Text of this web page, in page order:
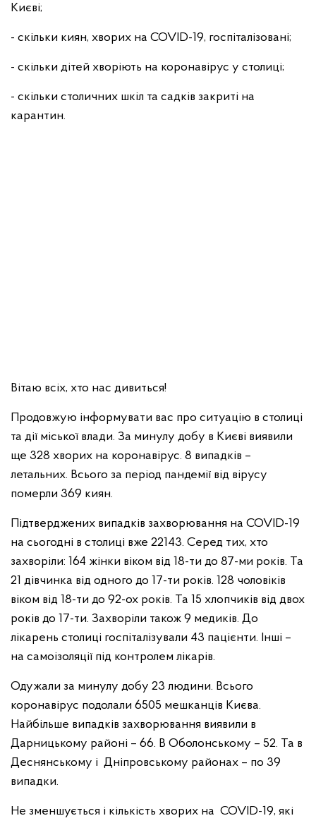
Києві;
- скільки киян, хворих на COVID-19, госпіталізовані;
- скільки дітей хворіють на коронавірус у столиці;
- скільки столичних шкіл та садків закриті на
карантин.
Вітаю всіх, хто нас дивиться!
Продовжую інформувати вас про ситуацію в столиці
та дії міської влади. За минулу добу в Києві виявили
ще 328 хворих на коронавірус. 8 випадків –
летальних. Всього за період пандемії від вірусу
померли 369 киян.
Підтверджених випадків захворювання на COVID-19
на сьогодні в столиці вже 22143. Серед тих, хто
захворіли: 164 жінки віком від 18-ти до 87-ми років. Та
21 дівчинка від одного до 17-ти років. 128 чоловіків
віком від 18-ти до 92-ох рокiв. Та 15 хлопчиків від двох
років до 17-ти. Захворіли також 9 медиків. До
лікарень столиці госпіталізували 43 пацієнти. Інші –
на самоізоляції під контролем лікарів.
Одужали за минулу добу 23 людини. Всього
коронавірус подолали 6505 мешканців Києва.
Найбільше випадків захворювання виявили в
Дарницькому районі – 66. В Оболонському – 52. Та в
Деснянському і Дніпровському районах – по 39
випадки.
Не зменшується і кількість хворих на COVID-19, які